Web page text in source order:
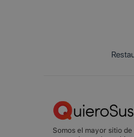
Somos el mayor sitio de